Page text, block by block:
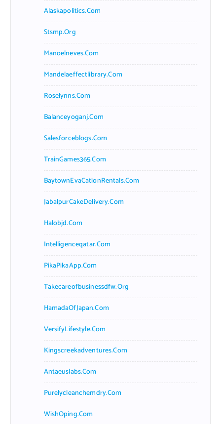
Alaskapolitics.com
Stsmp.org
Manoelneves.com
Mandelaeffectlibrary.com
Roselynns.com
Balanceyoganj.com
Salesforceblogs.com
TrainGames365.com
BaytownEvaCationRentals.com
JabalpurCakeDelivery.com
Halobjd.com
Intelligenceqatar.com
PikaPikaApp.com
Takecareofbusinessdfw.org
HamadaOfJapan.com
VersifyLifestyle.com
Kingscreekadventures.com
Antaeuslabs.com
Purelycleanchemdry.com
WishOping.com